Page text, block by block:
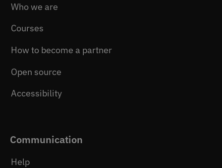
Who we are
Courses
How to become a partner
Open source
Accessibility
Communication
Help